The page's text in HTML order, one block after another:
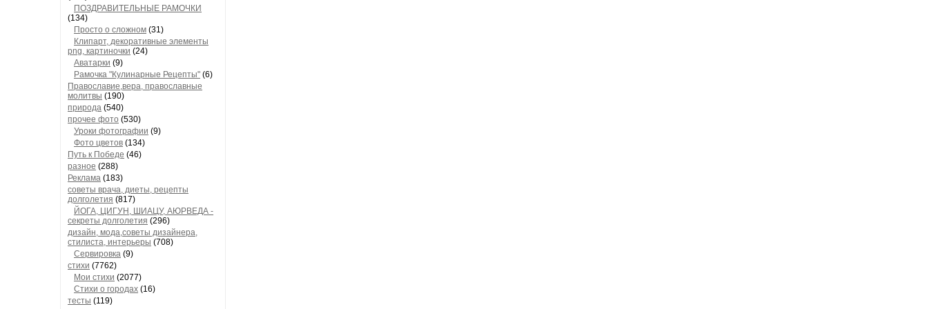
ПОЗДРАВИТЕЛЬНЫЕ РАМОЧКИ
(134)
Просто о сложном (31)
Клипарт, декоративные элементы
png, картиночки (24)
Аватарки (9)
Рамочка "Кулинарные Рецепты" (6)
Православие,вера, православные
молитвы (190)
природа (540)
прочее фото (530)
Уроки фотографии (9)
Фото цветов (134)
Путь к Победе (46)
разное (288)
Реклама (183)
советы врача, диеты, рецепты
долголетия (817)
ЙОГА, ЦИГУН, ШИАЦУ, АЮРВЕДА -
секреты долголетия (296)
дизайн, мода,советы дизайнера,
стилиста, интерьеры (708)
Сервировка (9)
стихи (7762)
Мои стихи (2077)
Стихи о городах (16)
тесты (119)